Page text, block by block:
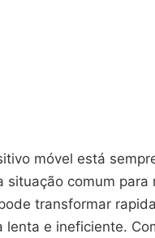
móvel está
situação comum
transformar
lenta e ineficiente.